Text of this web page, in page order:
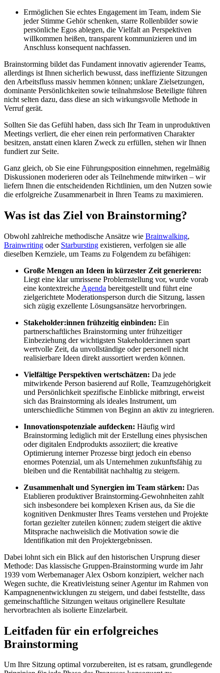
Ermöglichen Sie echtes Engagement im Team, indem Sie
jeder Stimme Gehör schenken, starre Rollenbilder sowie
persönliche Egos ablegen, die Vielfalt an Perspektiven
willkommen heißen, transparent kommunizieren und im
Anschluss konsequent nachfassen.
Brainstorming bildet das Fundament innovativ agierender Teams,
allerdings ist Ihnen sicherlich bewusst, dass ineffiziente Sitzungen
den Arbeitsfluss massiv hemmen können; unklare Zielsetzungen,
dominante Persönlichkeiten sowie teilnahmslose Beteiligte führen
nicht selten dazu, dass diese an sich wirkungsvolle Methode in
Verruf gerät.
Sollten Sie das Gefühl haben, dass sich Ihr Team in unproduktiven
Meetings verliert, die eher einen rein performativen Charakter
besitzen, anstatt einen klaren Zweck zu erfüllen, stehen wir Ihnen
fundiert zur Seite.
Ganz gleich, ob Sie eine Führungsposition einnehmen, regelmäßig
Diskussionen moderieren oder als Teilnehmende mitwirken – wir
liefern Ihnen die entscheidenden Richtlinien, um den Nutzen sowie
die erfolgreiche Zusammenarbeit in Ihren Teams zu maximieren.
Was ist das Ziel von Brainstorming?
Obwohl zahlreiche methodische Ansätze wie Brainwalking,
Brainwriting oder Starbursting existieren, verfolgen sie alle
dieselben Kernziele, um Teams zu Folgendem zu befähigen:
Große Mengen an Ideen in kürzester Zeit generieren:
Liegt eine klar umrissene Problemstellung vor, wurde vorab
eine kontextreiche Agenda bereitgestellt und führt eine
zielgerichtete Moderationsperson durch die Sitzung, lassen
sich zügig exzellente Lösungsansätze hervorbringen.
Stakeholder:innen frühzeitig einbinden: Ein
partnerschaftliches Brainstorming unter frühzeitiger
Einbeziehung der wichtigsten Stakeholder:innen spart
wertvolle Zeit, da unvollständige oder personell nicht
realisierbare Ideen direkt aussortiert werden können.
Vielfältige Perspektiven wertschätzen: Da jede
mitwirkende Person basierend auf Rolle, Teamzugehörigkeit
und Persönlichkeit spezifische Einblicke mitbringt, erweist
sich das Brainstorming als ideales Instrument, um
unterschiedliche Stimmen von Beginn an aktiv zu integrieren.
Innovationspotenziale aufdecken: Häufig wird
Brainstorming lediglich mit der Erstellung eines physischen
oder digitalen Endprodukts assoziiert; die kreative
Optimierung interner Prozesse birgt jedoch ein ebenso
enormes Potenzial, um als Unternehmen zukunftsfähig zu
bleiben und die Rentabilität nachhaltig zu steigern.
Zusammenhalt und Synergien im Team stärken: Das
Etablieren produktiver Brainstorming-Gewohnheiten zahlt
sich insbesondere bei komplexen Krisen aus, da Sie die
kognitiven Denkmuster Ihres Teams verstehen und Projekte
fortan gezielter zuteilen können; zudem steigert die aktive
Mitsprache nachweislich die Motivation sowie die
Identifikation mit den Projektergebnissen.
Dabei lohnt sich ein Blick auf den historischen Ursprung dieser
Methode: Das klassische Gruppen-Brainstorming wurde im Jahr
1939 vom Werbemanager Alex Osborn konzipiert, welcher nach
Wegen suchte, die Kreativleistung seiner Agentur im Rahmen von
Kampagnenentwicklungen zu steigern, und dabei feststellte, dass
gemeinschaftliche Sitzungen weitaus originellere Resultate
hervorbrachten als isolierte Einzelarbeit.
Leitfaden für ein erfolgreiches
Brainstorming
Um Ihre Sitzung optimal vorzubereiten, ist es ratsam, grundlegende